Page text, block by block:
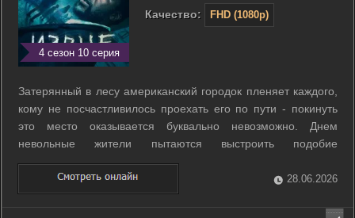
4 сезон 10 серия
Качество:
FHD (1080p)
Затерянный в лесу американский городок пленяет каждого,
кому не посчастливилось проехать его по пути - покинуть
это место оказывается буквально невозможно. Днем
невольные жители пытаются выстроить подобие
нормального быта и найти способ выбраться, а по ночам
спасаются от пугающих обитателей леса, которые приходят
навестить горожан, как только ...
28.06.2026